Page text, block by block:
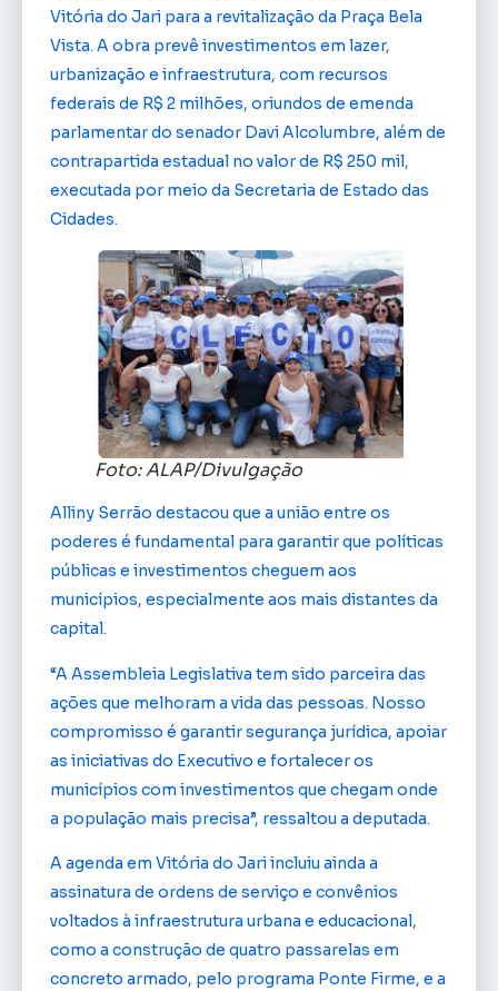
Vitória do Jari para a revitalização da Praça Bela
Vista. A obra prevê investimentos em lazer,
urbanização e infraestrutura, com recursos
federais de R$ 2 milhões, oriundos de emenda
parlamentar do senador Davi Alcolumbre, além de
contrapartida estadual no valor de R$ 250 mil,
executada por meio da Secretaria de Estado das
Cidades.
Foto: ALAP/Divulgação
Alliny Serrão destacou que a união entre os
poderes é fundamental para garantir que políticas
públicas e investimentos cheguem aos
municípios, especialmente aos mais distantes da
capital.
“A Assembleia Legislativa tem sido parceira das
ações que melhoram a vida das pessoas. Nosso
compromisso é garantir segurança jurídica, apoiar
as iniciativas do Executivo e fortalecer os
municípios com investimentos que chegam onde
a população mais precisa”, ressaltou a deputada.
A agenda em Vitória do Jari incluiu ainda a
assinatura de ordens de serviço e convênios
voltados à infraestrutura urbana e educacional,
como a construção de quatro passarelas em
concreto armado, pelo programa Ponte Firme, e a